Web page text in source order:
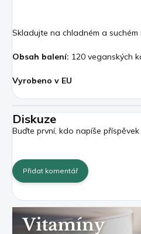
Skladujte na chladném a suchém
Obsah balení: 120 veganských
Vyrobeno v EU
Diskuze
Buďte první, kdo napíše
Přidat komentář